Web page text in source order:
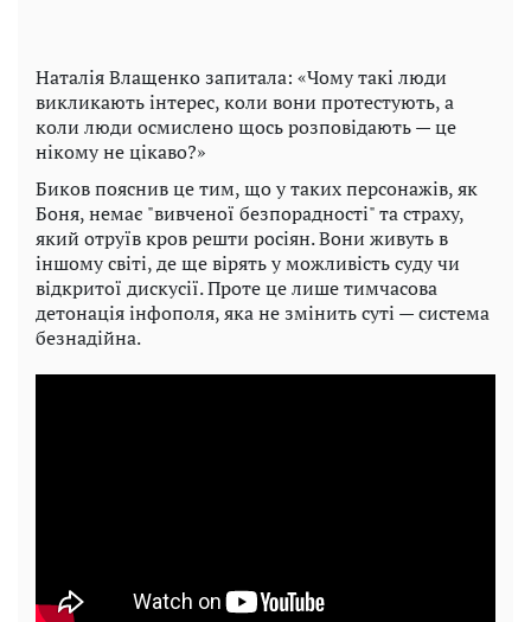
Наталія Влащенко запитала: «Чому такі люди
викликають інтерес, коли вони протестують, а
коли люди осмислено щось розповідають — це
нікому не цікаво?»
Биков пояснив це тим, що у таких персонажів, як
Боня, немає "вивченої безпорадності" та страху,
який отруїв кров решти росіян. Вони живуть в
іншому світі, де ще вірять у можливість суду чи
відкритої дискусії. Проте це лише тимчасова
детонація інфополя, яка не змінить суті — система
безнадійна.